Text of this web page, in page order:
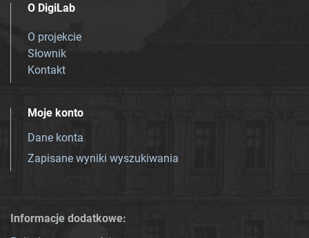
O DigiLab
O projekcie
Słownik
Kontakt
Moje konto
Dane konta
Zapisane wyniki wyszukiwania
Informacje dodatkowe: